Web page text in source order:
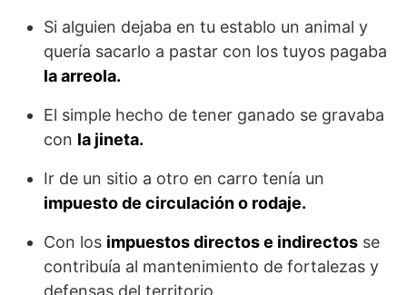
Si alguien dejaba en tu establo un animal y
quería sacarlo a pastar con los tuyos pagaba
la arreola.
El simple hecho de tener ganado se gravaba
con la jineta.
Ir de un sitio a otro en carro tenía un
impuesto de circulación o rodaje.
Con los impuestos directos e indirectos se
contribuía al mantenimiento de fortalezas y
defensas del territorio.